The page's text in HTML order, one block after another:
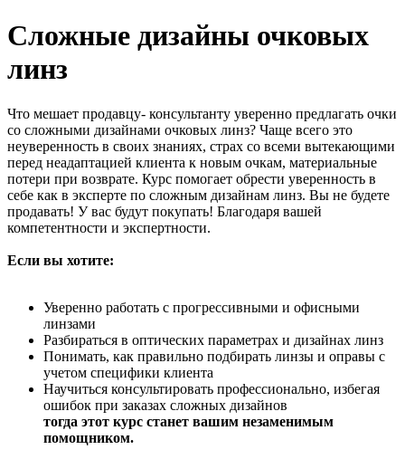
Сложные дизайны очковых
линз
Что мешает продавцу- консультанту уверенно предлагать очки
со сложными дизайнами очковых линз? Чаще всего это
неуверенность в своих знаниях, страх со всеми вытекающими
перед неадаптацией клиента к новым очкам, материальные
потери при возврате. Курс помогает обрести уверенность в
себе как в эксперте по сложным дизайнам линз. Вы не будете
продавать! У вас будут покупать! Благодаря вашей
компетентности и экспертности.
Если вы хотите:
Уверенно работать с прогрессивными и офисными
линзами
Разбираться в оптических параметрах и дизайнах линз
Понимать, как правильно подбирать линзы и оправы с
учетом специфики клиента
Научиться консультировать профессионально, избегая
ошибок при заказах сложных дизайнов
тогда этот курс станет вашим незаменимым
помощником.